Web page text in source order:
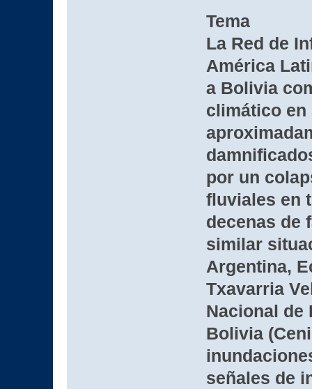
Tema
La Red de
América
a Bolivia
climático en
por un
fluviales en
decenas de
similar
Argentina,
Txavarria
Nacional de
Bolivia
señales de